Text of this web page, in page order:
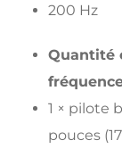
200 Hz
Quantité
1 × pilote
pouces